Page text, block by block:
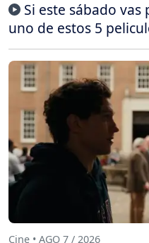
Si este sábado
uno de estos 5
Cine • AGO 7 / 2026